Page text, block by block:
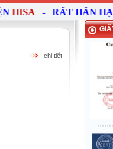
- RẤT HÂN HẠNH
chi tiết